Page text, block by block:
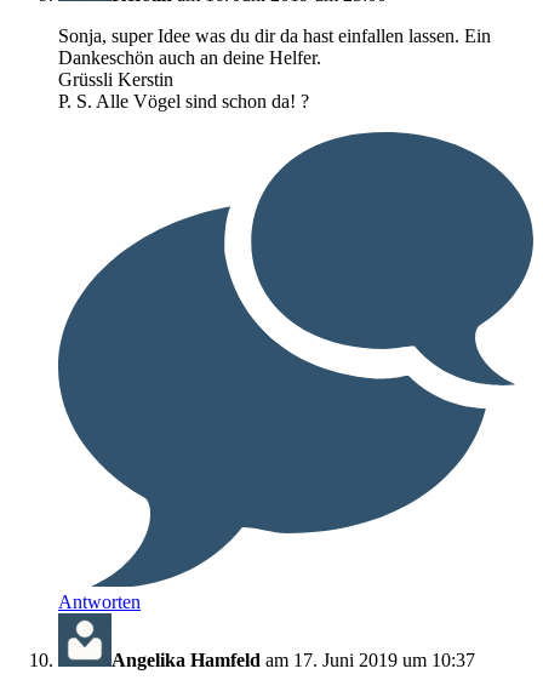
Sonja, super Idee was du dir da hast einfallen lassen. Ein
Dankeschön auch an deine Helfer.
Grüssli Kerstin
P. S. Alle Vögel sind schon da! ?
Antworten
Angelika Hamfeld am 17. Juni 2019 um 10:37